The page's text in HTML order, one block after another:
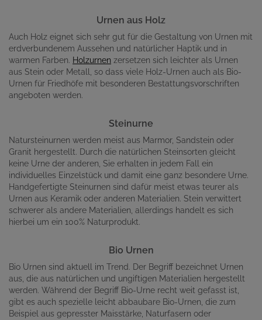
Urnen aus Holz
Auch Holz eignet sich sehr gut für die Gestaltung von Urnen mit
erdverbundenem Aussehen und natürlicher Haptik und in
warmen Farben. Holzurnen zersetzen sich leichter als Urnen
aus Stein oder Metall, so dass viele Holz-Urnen auch als Bio-
Urnen für Friedhöfe mit besonderen Bestattungsvorschriften
angeboten werden.
Steinurne
Natursteinurnen werden meist aus Marmor, Sandstein oder
Granit hergestellt. Durch die natürlichen Steinsorten gleicht
keine Urne der anderen, Sie erhalten in jedem Fall ein
individuelles Einzelstück und damit eine ganz besondere Urne.
Handgefertigte Steinurnen sind dafür meist etwas teurer als
Urnen aus Keramik oder anderen Materialien. Stein verwittert
schwerer als andere Materialien, allerdings handelt es sich
hierbei um ein 100% Naturprodukt.
Bio Urnen
Bio Urnen sind aktuell im Trend. Der Begriff bezeichnet Urnen
aus, die aus natürlichen und ungiftigen Materialien hergestellt
werden. Während der Begriff Bio-Urne recht weit gefasst ist,
gibt es auch spezielle leicht abbaubare Bio-Urnen, die zum
Beispiel aus gepresster Maisstärke, Naturfasern oder